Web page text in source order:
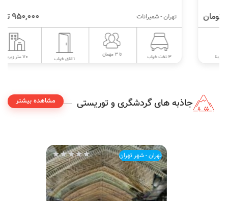
تهران - شمیرانات
70 متر زیربنا
جاذبه های گردشگری و توریستی مشاهده بیشتر
تهران - شهر تهران